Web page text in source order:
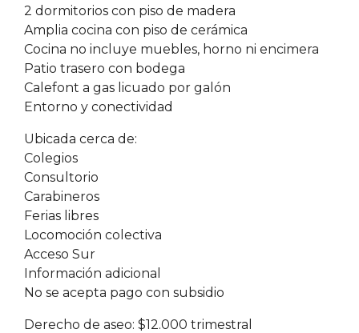
2 dormitorios con piso de madera
Amplia cocina con piso de cerámica
Cocina no incluye muebles, horno ni encimera
Patio trasero con bodega
Calefont a gas licuado por galón
Entorno y conectividad
Ubicada cerca de:
Colegios
Consultorio
Carabineros
Ferias libres
Locomoción colectiva
Acceso Sur
Información adicional
No se acepta pago con subsidio
Derecho de aseo: $12.000 trimestral